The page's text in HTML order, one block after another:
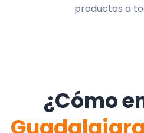
productos a
¿Cómo